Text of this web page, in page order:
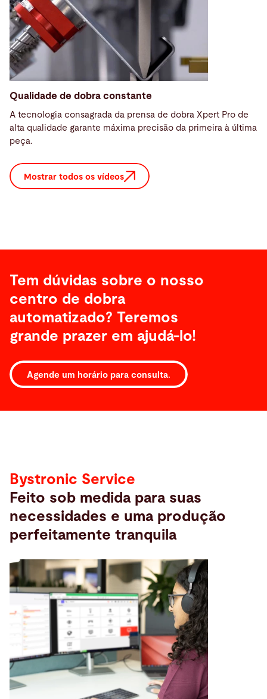
Qualidade de dobra constante
A tecnologia consagrada da prensa de dobra Xpert Pro de
alta qualidade garante máxima precisão da primeira à última
peça.
Mostrar todos os vídeos
Tem dúvidas sobre o nosso
centro de dobra
automatizado? Teremos
grande prazer em ajudá-lo!
Agende um horário para consulta.
Serviços
Bystronic Service
Feito sob medida para suas
necessidades e uma produção
perfeitamente tranquila